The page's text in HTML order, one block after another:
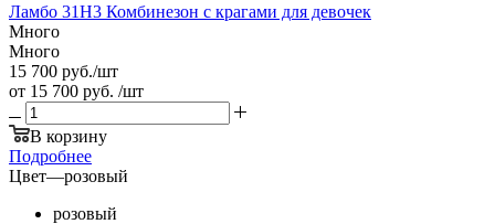
Ламбо 31Н3 Комбинезон с крагами для девочек
Много
Много
15 700 руб./шт
от 15 700 руб. /шт
В корзину
Подробнее
Цвет—розовый
розовый